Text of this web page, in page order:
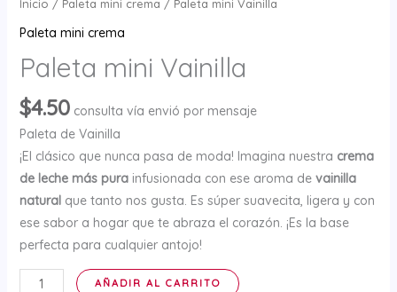
Inicio / Paleta mini crema / Paleta mini Vainilla
Paleta mini crema
Paleta mini Vainilla
$4.50 consulta vía envió por mensaje
Paleta de Vainilla
¡El clásico que nunca pasa de moda! Imagina nuestra crema
de leche más purainfusionada con ese aroma de vainilla
naturalque tanto nos gusta. Es súper suavecita, ligera y con
ese sabor a hogar que te abraza el corazón. ¡Es la base
perfecta para cualquier antojo!
Paleta
AÑADIR AL CARRITO